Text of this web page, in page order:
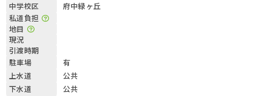
中学校区
府中緑ヶ丘
私道負担
地目
現況
引渡時期
駐車場
有
上水道
公共
下水道
公共